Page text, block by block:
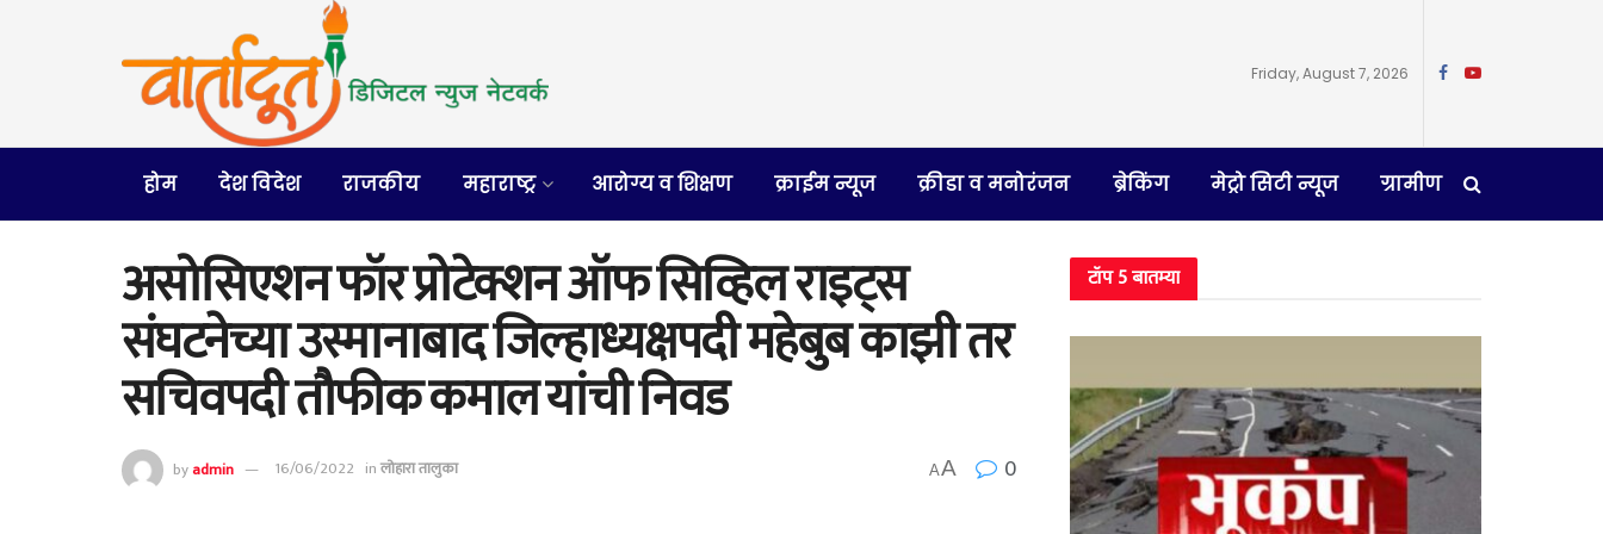
Friday, August 7, 2026
होम देश विदेश राजकीय महाराष्ट्र आरोग्य व शिक्षण क्राईम न्यूज क्रीडा व मनोरंजन ब्रेकिंग मेट्रो सिटी न्यूज ग्रामीण
असोसिएशन फॉर प्रोटेक्शन ऑफ सिव्हिल राइट्स
संघटनेच्या उस्मानाबाद जिल्हाध्यक्षपदी महेबुब काझी तर
सचिवपदी तौफीक कमाल यांची निवड
byadmin 16/06/2022 inलोहारा तालुका AA 0
टॉप 5 बातम्या